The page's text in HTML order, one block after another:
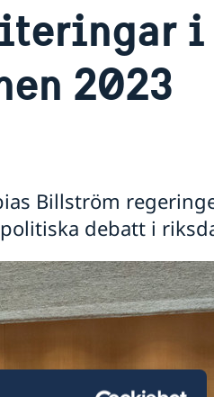
i
2023
Billström
debatt i